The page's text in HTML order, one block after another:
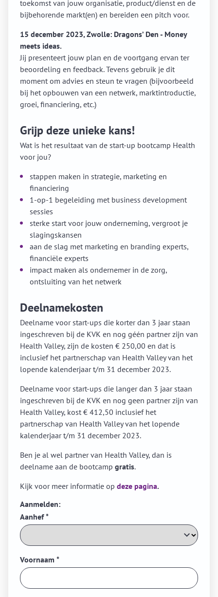
toekomst van jouw organisatie, product/dienst en de
bijbehorende markt(en) en bereiden een pitch voor.
15 december 2023, Zwolle: Dragons’ Den - Money
meets ideas.
Jij presenteert jouw plan en de voortgang ervan ter
beoordeling en feedback. Tevens gebruik je dit
moment om advies en steun te vragen (bijvoorbeeld
bij het opbouwen van een netwerk, marktintroductie,
groei, financiering, etc.)
Grijp deze unieke kans!
Wat is het resultaat van de start-up bootcamp Health
voor jou?
stappen maken in strategie, marketing en
financiering
1-op-1 begeleiding met business development
sessies
sterke start voor jouw onderneming, vergroot je
slagingskansen
aan de slag met marketing en branding experts,
financiële experts
impact maken als ondernemer in de zorg,
ontsluiting van het netwerk
Deelnamekosten
Deelname voor start-ups die korter dan 3 jaar staan
ingeschreven bij de KVK en nog géén partner zijn van
Health Valley, zijn de kosten € 250,00 en dat is
inclusief het partnerschap van Health Valley van het
lopende kalenderjaar t/m 31 december 2023.
Deelname voor start-ups die langer dan 3 jaar staan
ingeschreven bij de KVK en nog geen partner zijn van
Health Valley, kost € 412,50 inclusief het
partnerschap van Health Valley van het lopende
kalenderjaar t/m 31 december 2023.
Ben je al wel partner van Health Valley, dan is
deelname aan de bootcamp gratis.
Kijk voor meer informatie op deze pagina.
Aanmelden:
Aanhef*
Voornaam *